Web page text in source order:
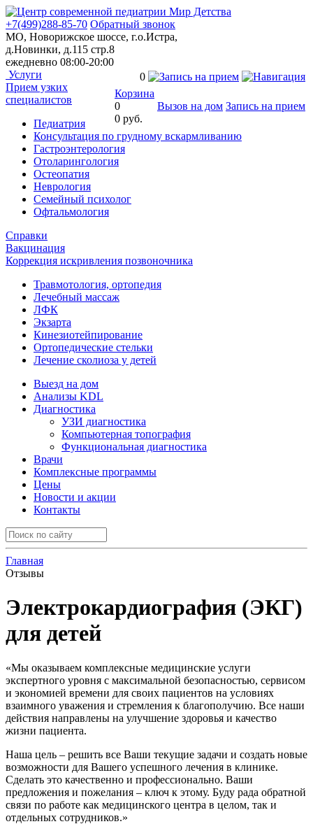
+7(499)288-85-70 Обратный звонок
МО, Новорижское шоссе, г.о.Истра,
д.Новинки, д.115 стр.8
ежедневно 08:00-20:00
0
Корзина
0
0 руб.
Вызов на дом Запись на прием
Услуги
Прием узких
специалистов
Педиатрия
Консультация по грудному вскармливанию
Гастроэнтерология
Отоларингология
Остеопатия
Неврология
Семейный психолог
Офтальмология
Справки
Вакцинация
Коррекция искривления позвоночника
Травмотология, ортопедия
Лечебный массаж
ЛФК
Экзарта
Кинезиотейпирование
Ортопедические стельки
Лечение сколиоза у детей
Выезд на дом
Анализы KDL
Диагностика
УЗИ диагностика
Компьютерная топография
Функциональная диагностика
Врачи
Комплексные программы
Цены
Новости и акции
Контакты
Главная
Отзывы
Электрокардиография (ЭКГ)
для детей
«Мы оказываем комплексные медицинские услуги
экспертного уровня с максимальной безопасностью, сервисом
и экономией времени для своих пациентов на условиях
взаимного уважения и стремления к благополучию. Все наши
действия направлены на улучшение здоровья и качество
жизни пациента.
Наша цель – решить все Ваши текущие задачи и создать новые
возможности для Вашего успешного лечения в клинике.
Сделать это качественно и профессионально. Ваши
предложения и пожелания – ключ к этому. Буду рада обратной
связи по работе как медицинского центра в целом, так и
отдельных сотрудников.»